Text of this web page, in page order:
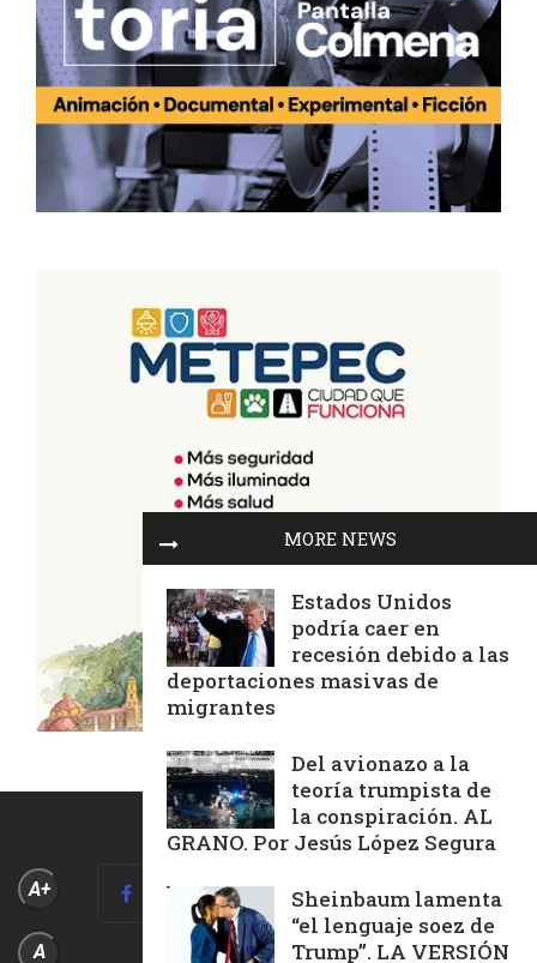
MORE NEWS
Estados Unidos
podría caer en
recesión debido a las
deportaciones masivas de
migrantes
Del avionazo a la
teoría trumpista de
la conspiración. AL
GRANO. Por Jesús López Segura
Sheinbaum lamenta
“el lenguaje soez de
Trump”. LA VERSIÓN
A+
A